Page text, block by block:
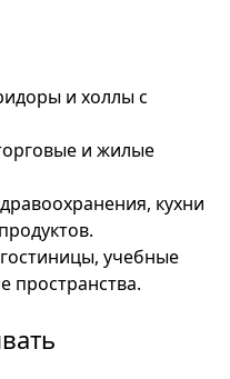
и холлы с
и жилые
кухни
учебные
пространства.